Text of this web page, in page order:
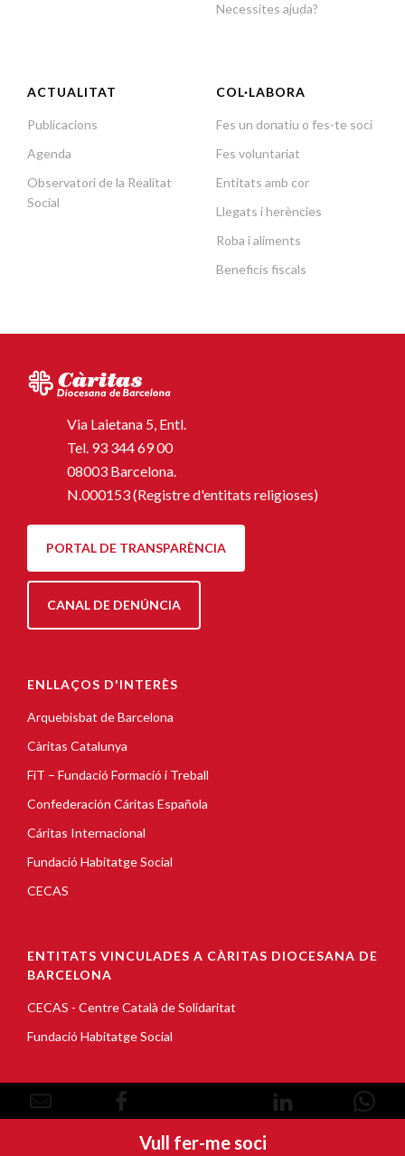
Necessites ajuda?
ACTUALITAT
Publicacions
Agenda
Observatori de la Realitat
Social
COL·LABORA
Fes un donatiu o fes-te soci
Fes voluntariat
Entitats amb cor
Llegats i herències
Roba i aliments
Beneficis fiscals
Via Laietana 5, Entl.
Tel. 93 344 69 00
08003 Barcelona.
N.000153 (Registre d'entitats religioses)
PORTAL DE TRANSPARÈNCIA
CANAL DE DENÚNCIA
ENLLAÇOS D'INTERÈS
Arquebisbat de Barcelona
Càritas Catalunya
FiT – Fundació Formació i Treball
Confederación Cáritas Española
Cáritas Internacional
Fundació Habitatge Social
CECAS
ENTITATS VINCULADES A CÀRITAS DIOCESANA DE
BARCELONA
CECAS - Centre Català de Solidaritat
Fundació Habitatge Social
© Copyright 2026, Càritas Barcelona |Avís Legal|
Política de cookies|Política de privacitat
Vull fer-me soci